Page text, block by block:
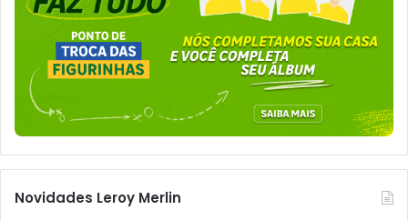
Novidades Leroy Merlin